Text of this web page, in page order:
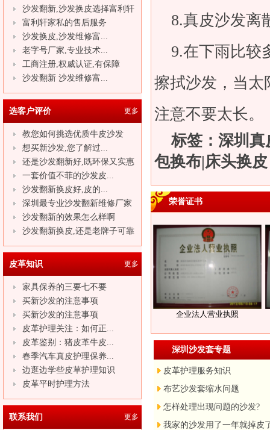
沙发翻新,沙发换皮选择富利轩
富利轩家私的售后服务
沙发换皮,沙发维修富...
老字号厂家,专业技术...
工商注册,权威认证,有保障
沙发翻新 沙发维修富...
选客户评价 更多
教您如何挑选优质牛皮沙发
想买新沙发,您了解过...
还是沙发翻新好,既环保又实惠
一套价值不菲的沙发皮...
沙发翻新换皮好,皮的...
深圳最专业沙发翻新维修厂家
沙发翻新的效果怎么样啊
沙发翻新换皮,还是老牌子可靠
皮革知识 更多
家具保养的三要七不要
买新沙发的注意事项
买新沙发的注意事项
皮革护理关注：如何正...
皮革鉴别：猪皮革牛皮...
春季汽车真皮护理保养...
边逛边学些皮草护理知识
皮革平时护理方法
联系我们 更多
8.真皮沙发离
9.在下雨比较
擦拭沙发 ，当
注意不要太长。
标签：深圳
包换布|床头换皮
荣誉证书
企业法人营业执照
深圳沙发套专题
皮革护理服务知识
布艺沙发套缩水问题
怎样处理出现问题的沙发?
我家的沙发用了一年就掉皮